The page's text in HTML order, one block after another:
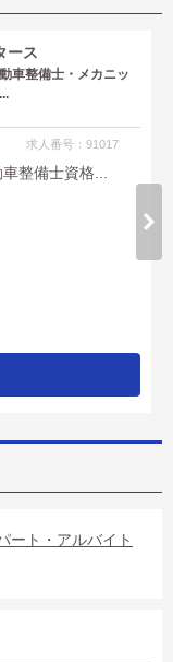
ース
車整備士・メカニッ
求人番号：91017
整備士資格...
ート・アルバイト